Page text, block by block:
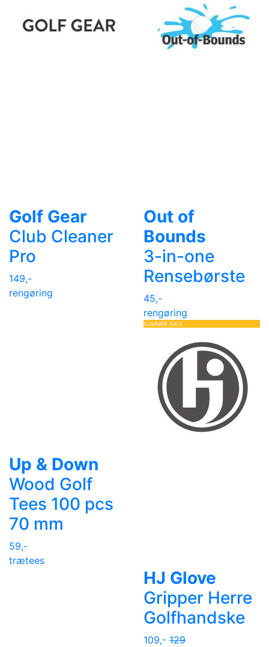
Golf Gear
Club Cleaner
Pro
149,-
rengøring
Out of
Bounds
3-in-one
Rensebørste
45,-
rengøring
Up & Down
Wood Golf
Tees 100 pcs
70 mm
59,-
trætees
SUMMER SALE
HJ Glove
Gripper Herre
Golfhandske
109,- 129